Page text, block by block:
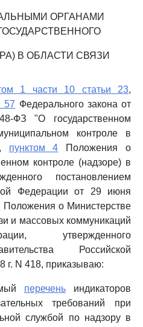
ОРГАНАМИ
В ОБЛАСТИ СВЯЗИ
1 части 10 статьи 23,
57 Федерального закона от
ФЗ "О государственном
контроле в
пунктом 4 Положения о
контроле (надзоре) в
постановлением
Федерации от 29 июня
Положения о Министерстве
и массовых коммуникаций
утвержденного
Российской
г. N 418, приказываю:
переченьиндикаторов
требований при
службой по надзору в